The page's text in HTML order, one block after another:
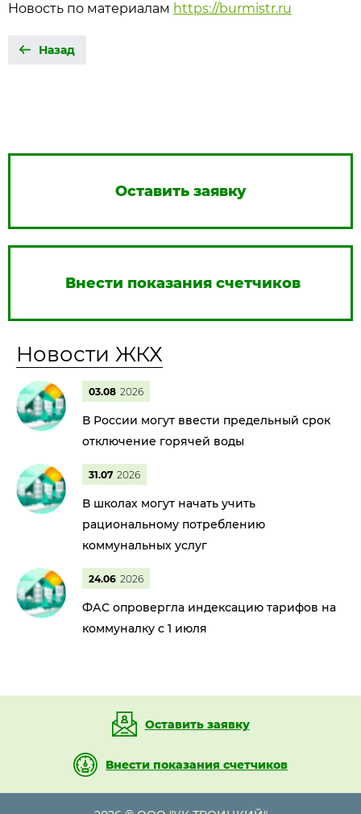
Новость по материалам https://burmistr.ru
Назад
Оставить заявку
Внести показания счетчиков
Новости ЖКХ
03.08 2026
В России могут ввести предельный срок
отключение горячей воды
31.07 2026
В школах могут начать учить
рациональному потреблению
коммунальных услуг
24.06 2026
ФАС опровергла индексацию тарифов на
коммуналку с 1 июля
Оставить заявку
Внести показания счетчиков